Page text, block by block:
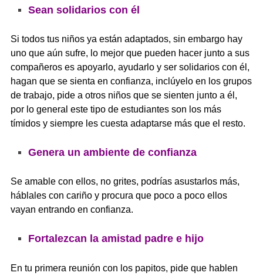
Sean solidarios con él
Si todos tus niños ya están adaptados, sin embargo hay
uno que aún sufre, lo mejor que pueden hacer junto a sus
compañeros es apoyarlo, ayudarlo y ser solidarios con él,
hagan que se sienta en confianza, inclúyelo en los grupos
de trabajo, pide a otros niños que se sienten junto a él,
por lo general este tipo de estudiantes son los más
tímidos y siempre les cuesta adaptarse más que el resto.
Genera un ambiente de confianza
Se amable con ellos, no grites, podrías asustarlos más,
háblales con cariño y procura que poco a poco ellos
vayan entrando en confianza.
Fortalezcan la amistad padre e hijo
En tu primera reunión con los papitos, pide que hablen